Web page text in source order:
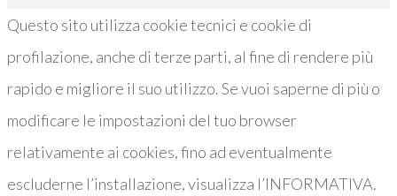
Questo sito utilizza cookie tecnici e cookie di
profilazione, anche di terze parti, al fine di rendere più
rapido e migliore il suo utilizzo. Se vuoi saperne di più o
modificare le impostazioni del tuo browser
relativamente ai cookies, fino ad eventualmente
escluderne l’installazione, visualizza l’INFORMATIVA.